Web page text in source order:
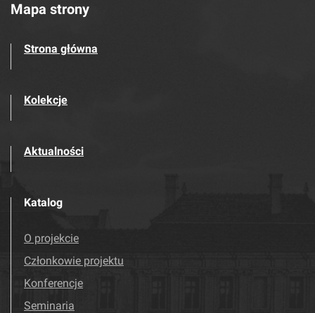
Mapa strony
Strona główna
Kolekcje
Aktualności
Katalog
O projekcie
Członkowie projektu
Konferencje
Seminaria